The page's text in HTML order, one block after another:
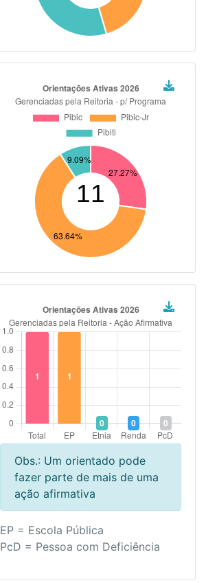
Obs.: Um orientado pode
fazer parte de mais de uma
ação afirmativa
EP = Escola Pública
PcD = Pessoa com Deficiência